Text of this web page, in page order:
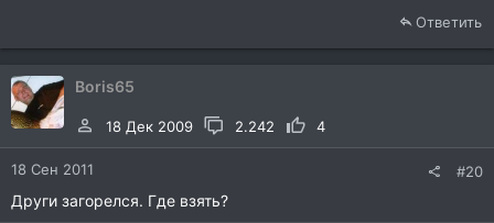
Ответить
Boris65
18 Дек 2009 2.242 4
18 Сен 2011 #20
Други загорелся. Где взять?